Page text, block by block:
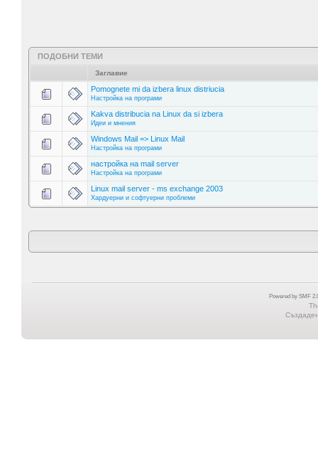
ПОДОБНИ ТЕМИ
Заглавие
Pomognete mi da izbera linux distriucia
Настройка на програми
Kakva distribucia na Linux da si izbera
Идеи и мнения
Windows Mail => Linux Mail
Настройка на програми
настройка на mail server
Настройка на програми
Linux mail server - ms exchange 2003
Хардуерни и софтуерни проблеми
Powered by SMF